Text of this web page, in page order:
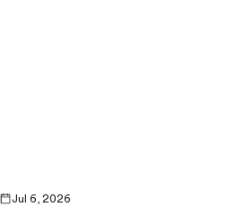
Jul 6, 2026